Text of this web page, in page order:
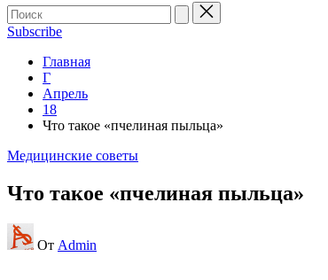
Поиск
для:
Subscribe
Главная
Г
Апрель
18
Что такое «пчелиная пыльца»
Опубликовано
Медицинские советы
Что такое «пчелиная пыльца»
Запись
от
От Admin